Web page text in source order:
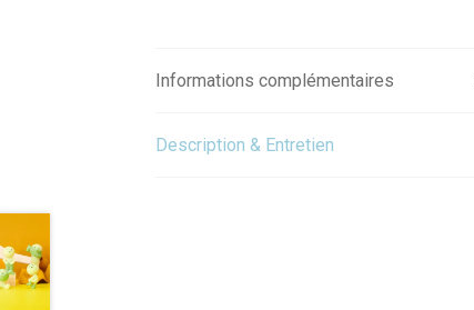
Informations complémentaires
Description & Entretien